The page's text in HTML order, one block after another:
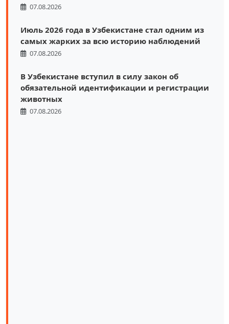
07.08.2026
Июль 2026 года в Узбекистане стал одним из
самых жарких за всю историю наблюдений
07.08.2026
В Узбекистане вступил в силу закон об
обязательной идентификации и регистрации
животных
07.08.2026